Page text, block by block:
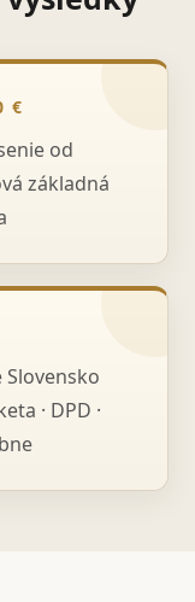
€
od
základná
Slovensko
· DPD ·